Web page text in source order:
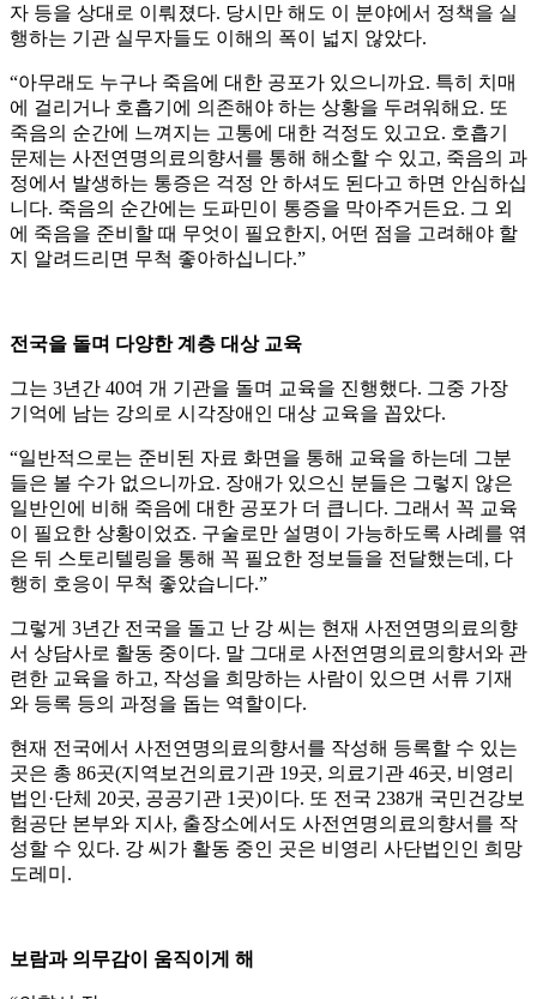
자 등을 상대로 이뤄졌다. 당시만 해도 이 분야에서 정책을 실
행하는 기관 실무자들도 이해의 폭이 넓지 않았다.
“아무래도 누구나 죽음에 대한 공포가 있으니까요. 특히 치매
에 걸리거나 호흡기에 의존해야 하는 상황을 두려워해요. 또
죽음의 순간에 느껴지는 고통에 대한 걱정도 있고요. 호흡기
문제는 사전연명의료의향서를 통해 해소할 수 있고, 죽음의 과
정에서 발생하는 통증은 걱정 안 하셔도 된다고 하면 안심하십
니다. 죽음의 순간에는 도파민이 통증을 막아주거든요. 그 외
에 죽음을 준비할 때 무엇이 필요한지, 어떤 점을 고려해야 할
지 알려드리면 무척 좋아하십니다.”
전국을 돌며 다양한 계층 대상 교육
그는 3년간 40여 개 기관을 돌며 교육을 진행했다. 그중 가장
기억에 남는 강의로 시각장애인 대상 교육을 꼽았다.
“일반적으로는 준비된 자료 화면을 통해 교육을 하는데 그분
들은 볼 수가 없으니까요. 장애가 있으신 분들은 그렇지 않은
일반인에 비해 죽음에 대한 공포가 더 큽니다. 그래서 꼭 교육
이 필요한 상황이었죠. 구술로만 설명이 가능하도록 사례를 엮
은 뒤 스토리텔링을 통해 꼭 필요한 정보들을 전달했는데, 다
행히 호응이 무척 좋았습니다.”
그렇게 3년간 전국을 돌고 난 강 씨는 현재 사전연명의료의향
서 상담사로 활동 중이다. 말 그대로 사전연명의료의향서와 관
련한 교육을 하고, 작성을 희망하는 사람이 있으면 서류 기재
와 등록 등의 과정을 돕는 역할이다.
현재 전국에서 사전연명의료의향서를 작성해 등록할 수 있는
곳은 총 86곳(지역보건의료기관 19곳, 의료기관 46곳, 비영리
법인·단체 20곳, 공공기관 1곳)이다. 또 전국 238개 국민건강보
험공단 본부와 지사, 출장소에서도 사전연명의료의향서를 작
성할 수 있다. 강 씨가 활동 중인 곳은 비영리 사단법인인 희망
도레미.
보람과 의무감이 움직이게 해